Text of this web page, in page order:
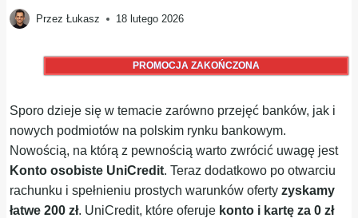
Przez Łukasz 18 lutego 2026
PROMOCJA ZAKOŃCZONA
Sporo dzieje się w temacie zarówno przejęć banków, jak i
nowych podmiotów na polskim rynku bankowym.
Nowością, na którą z pewnością warto zwrócić uwagę jest
Konto osobiste UniCredit. Teraz dodatkowo po otwarciu
rachunku i spełnieniu prostych warunków ofertyzyskamy
łatwe 200 zł. UniCredit, które oferuje konto i kartę za 0 zł